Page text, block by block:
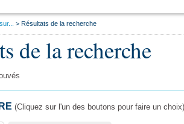
Résultats de la recherche
de la recherche
(Cliquez sur l'un des boutons pour faire un choix)